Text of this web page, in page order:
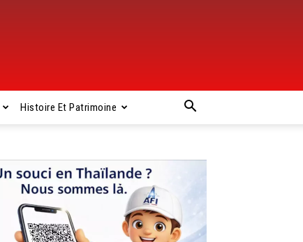
Histoire Et Patrimoine